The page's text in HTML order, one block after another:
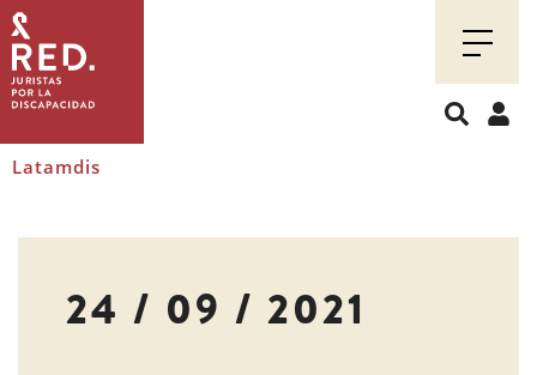
Juristas
por
la
discapacidad
Latamdis
24 / 09 / 2021